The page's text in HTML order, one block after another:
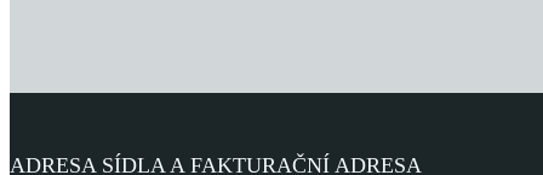
ADRESA SÍDLA A FAKTURAČNÍ ADRESA